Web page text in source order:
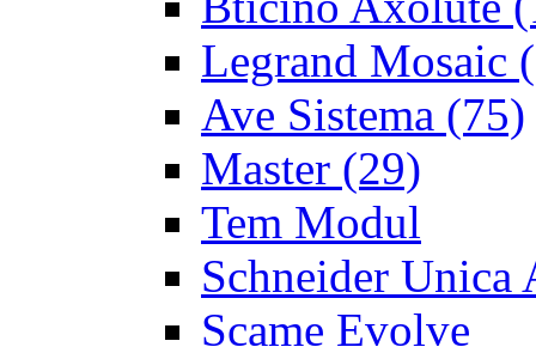
Legrand Mosaic
Ave Sistema (75)
Master (29)
Tem Modul
Schneider Unica
Scame Evolve